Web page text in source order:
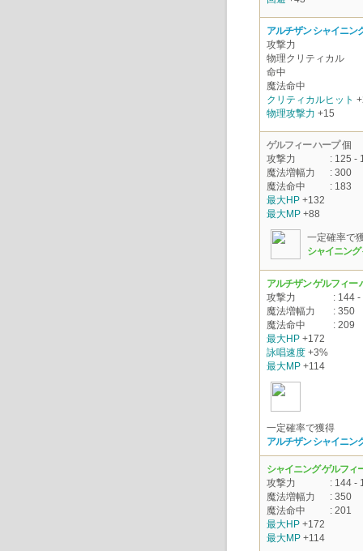
アルチザン シャイニン
攻撃力
物理クリティカル
命中
魔法命中
クリティカルヒット
物理攻撃力 +15
ゲルフィー ハープ個
攻撃力
: 125 -
魔法増幅力
: 300
魔法命中
: 183
最大HP +132
最大MP +88
一定確率で
シャイニン
アルチザン ゲルフィー
攻撃力
: 144
魔法増幅力
: 350
魔法命中
: 209
最大HP +172
詠唱速度 +3%
最大MP +114
一定確率で獲得
アルチザン シャイニン
シャイニング ゲルフィ
攻撃力
: 144 -
魔法増幅力
: 350
魔法命中
: 201
最大HP +172
最大MP +114